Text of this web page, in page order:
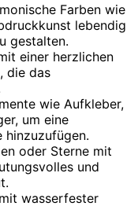
Farben wie
lebendig
gestalten.
einer herzlichen
die das
wie Aufkleber,
um eine
oder Sterne mit
und
wasserfester